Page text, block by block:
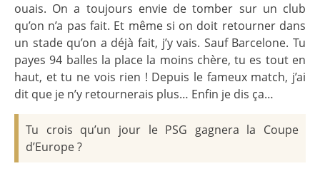
ouais. On a toujours envie de tomber sur un club
qu’on n’a pas fait. Et même si on doit retourner dans
un stade qu’on a déjà fait, j’y vais. Sauf Barcelone. Tu
payes 94 balles la place la moins chère, tu es tout en
haut, et tu ne vois rien ! Depuis le fameux match, j’ai
dit que je n’y retournerais plus… Enfin je dis ça…
Tu crois qu’un jour le PSG gagnera la Coupe
d’Europe ?